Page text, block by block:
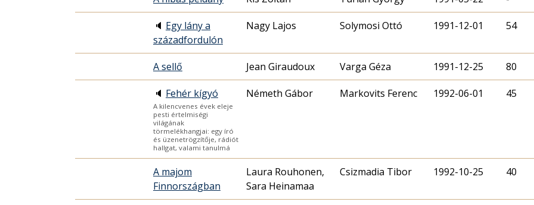
🔈 Egy lány a
századfordulón
Nagy Lajos Solymosi Ottó 1991-12-01 54
A sellő Jean Giraudoux Varga Géza 1991-12-25 80
🔈 Fehér kígyó
A kilencvenes évek eleje
pesti értelmiségi
világának
törmelékhangjai: egy író
és üzenetrögzítője, rádiót
hallgat, valami tanulmá
Németh Gábor Markovits Ferenc 1992-06-01 45
A majom
Finnországban
Laura Rouhonen,
Sara Heinamaa
Csizmadia Tibor 1992-10-25 40